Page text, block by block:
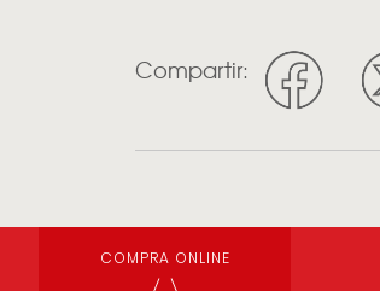
Compartir:
COMPRA ONLINE